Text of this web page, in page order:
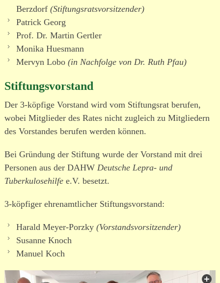
Berzdorf (Stiftungsratsvorsitzender)
Patrick Georg
Prof. Dr. Martin Gertler
Monika Huesmann
Mervyn Lobo (in Nachfolge von Dr. Ruth Pfau)
Stiftungsvorstand
Der 3-köpfige Vorstand wird vom Stiftungsrat berufen,
wobei Mitglieder des Rates nicht zugleich zu Mitgliedern
des Vorstandes berufen werden können.
Bei Gründung der Stiftung wurde der Vorstand mit drei
Personen aus der DAHW Deutsche Lepra- und
Tuberkulosehilfee.V. besetzt.
3-köpfiger ehren­amt­licher Stiftungsvorstand:
Harald Meyer-Porzky (Vorstandsvorsitzender)
Susanne Knoch
Manuel Koch